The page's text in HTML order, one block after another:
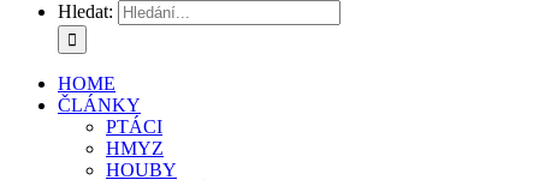
Hledat:
HOME
ČLÁNKY
PTÁCI
HMYZ
HOUBY